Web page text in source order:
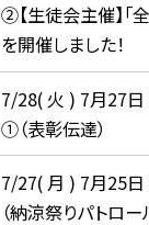
②【生徒会主催】「
を開催しました！
7/28( 火 ) 7月27日
①（表彰伝達）
7/27( 月 ) 7月25日
（納涼祭りパトロー